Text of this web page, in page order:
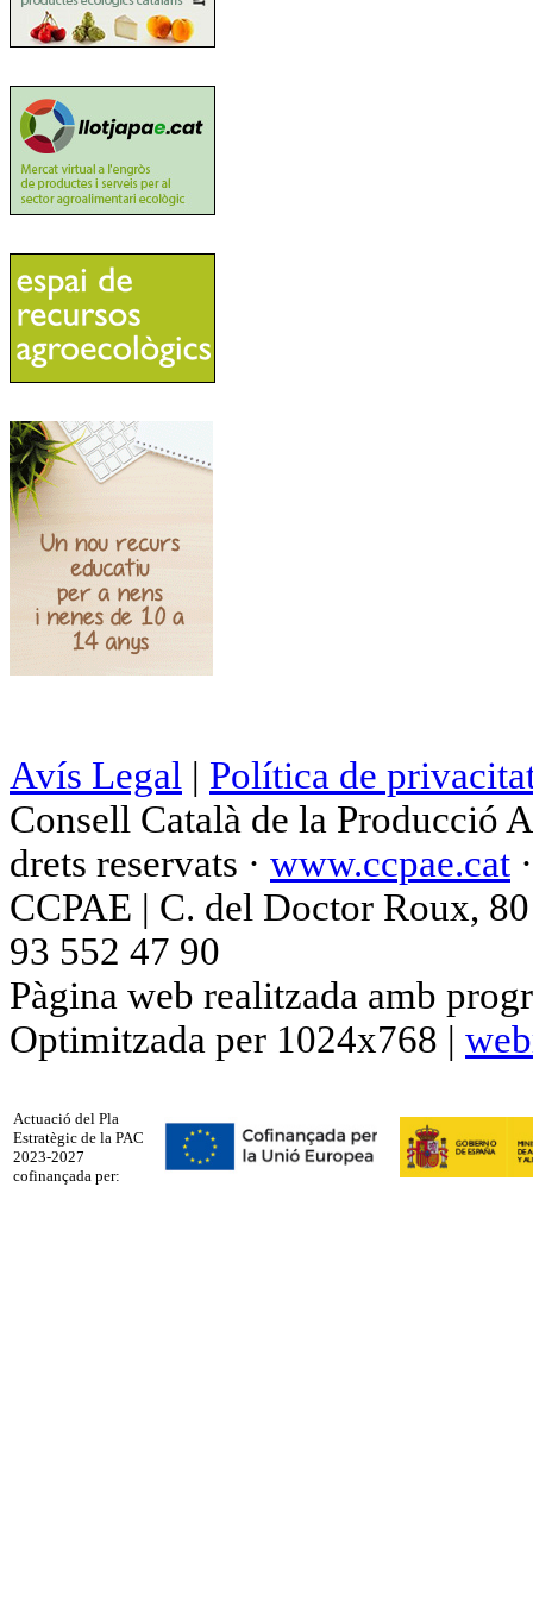
Avís Legal | Política de
Consell Català de la Producció
drets reservats · www.ccpae.cat
CCPAE | C. del Doctor Roux,
93 552 47 90
Pàgina web realitzada amb
Optimitzada per 1024x768 |
Actuació del Pla
Estratègic de la PAC
2023-2027
cofinançada per: